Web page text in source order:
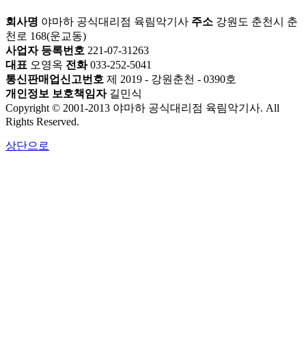
회사명 야마하 공식대리점 육림악기사 주소 강원도 춘천시 춘
천로 168(운교동)
사업자 등록번호 221-07-31263
대표 오영옥 전화033-252-5041
통신판매업신고번호 제 2019 - 강원춘천 - 0390호
개인정보 보호책임자길민식
Copyright © 2001-2013 야마하 공식대리점 육림악기사. All
Rights Reserved.
상단으로